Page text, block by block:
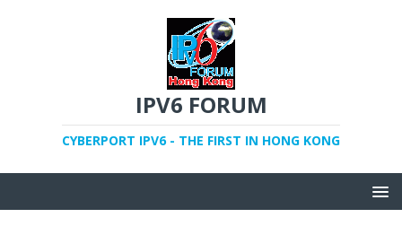
IPV6 FORUM
CYBERPORT IPV6 - THE FIRST IN HONG KONG